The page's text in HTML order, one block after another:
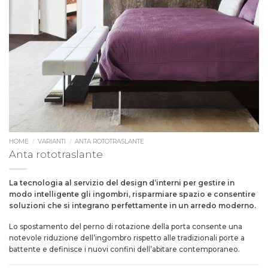
HOME / VARIANTI / ANTA ROTOTRASLANTE
Anta rototraslante
La tecnologia al servizio del design d’interni per gestire in
modo intelligente gli ingombri, risparmiare spazio e consentire
soluzioni che si integrano perfettamente in un arredo moderno.
Lo spostamento del perno di rotazione della porta consente una
notevole riduzione dell’ingombro rispetto alle tradizionali porte a
battente e definisce i nuovi confini dell’abitare contemporaneo.